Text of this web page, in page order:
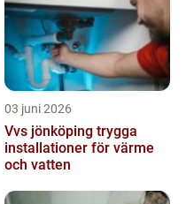
03 juni 2026
Vvs jönköping trygga
installationer för värme
och vatten